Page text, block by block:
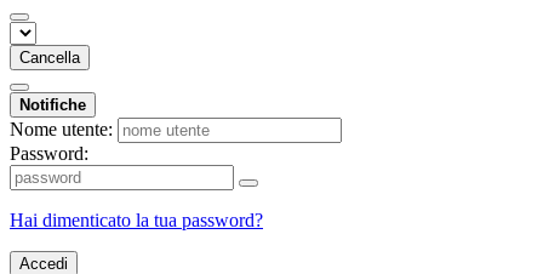
Cancella
Notifiche
Nome utente:
Password:
Hai dimenticato la tua password?
Accedi